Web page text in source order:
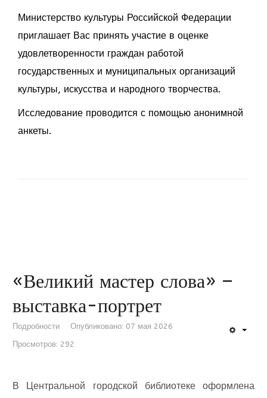
Министерство культуры Российской Федерации
приглашает Вас принять участие в оценке
удовлетворенности граждан работой
государственных и муниципальных организаций
культуры, искусства и народного творчества.
Исследование проводится с помощью анонимной
анкеты.
«Великий мастер слова» –
выставка-портрет
Подробности
Опубликовано: 07 мая 2026
Просмотров: 292
В Центральной городской библиотеке оформлена